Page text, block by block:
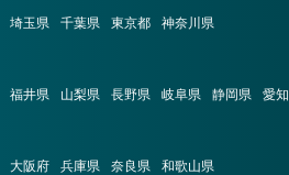
埼玉県 千葉県 東京都 神奈川県
福井県 山梨県 長野県 岐阜県 静岡県 愛
大阪府 兵庫県 奈良県 和歌山県